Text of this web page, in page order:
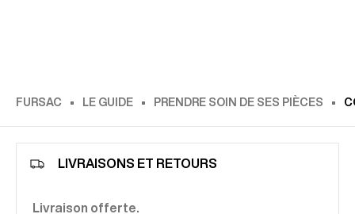
FURSAC LE GUIDE PRENDRE SOIN DE SES PIÈCES
LIVRAISONS ET RETOURS
Livraison offerte.